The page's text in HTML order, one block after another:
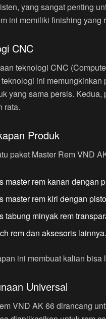
yang sangat penting
ini memiliki finishing yang
CNC
teknologi CNC
ini
yang sama persis.
rata.
Produk
paket Master Rem VND
master rem kanan dengan
master rem kiri dengan
tabung minyak rem
rem dan aksesoris lainnya.
ini membuat kalian
Universal
VND AK 66 dirancang